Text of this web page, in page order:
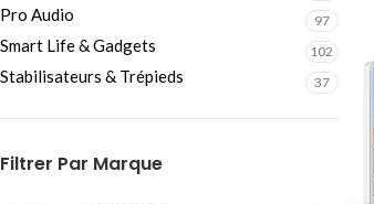
Pro Audio 97
Smart Life & Gadgets 102
Stabilisateurs & Trépieds 37
Filtrer Par Marque